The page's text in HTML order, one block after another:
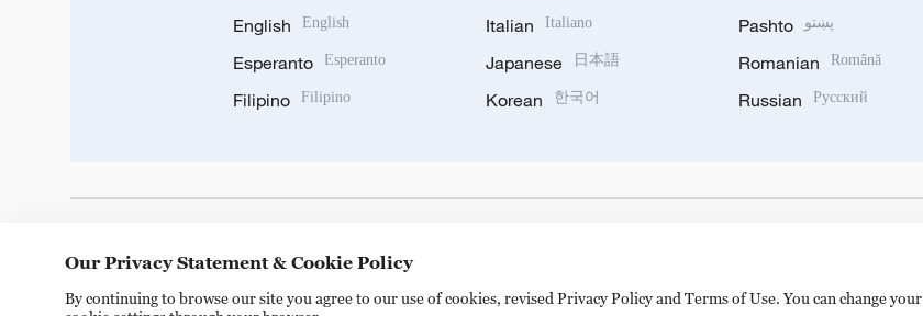
English English
Esperanto Esperanto
Filipino Filipino
Italian Italiano
Japanese 日本語
Korean 한국어
Pashto پښتو
Romanian Română
Russian Русский
Our Privacy Statement & Cookie Policy
By continuing to browse our site you agree to our use of cookies, revised Privacy Policy and Terms of Use. You can change your